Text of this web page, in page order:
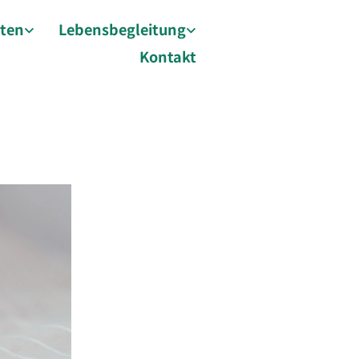
Lebensbegleitung
Kontakt